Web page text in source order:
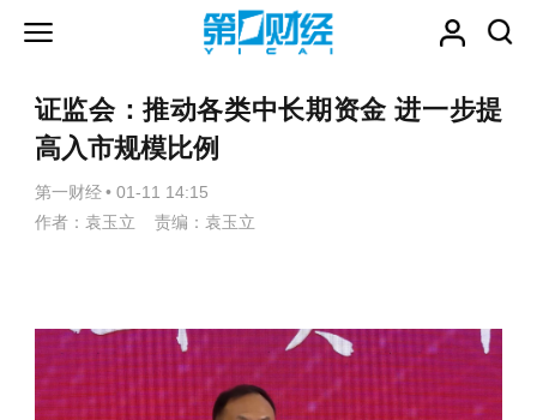
证监会：推动各类中长期资金 进一步提
高入市规模比例
第一财经 • 01-11 14:15
作者：袁玉立 责编：袁玉立